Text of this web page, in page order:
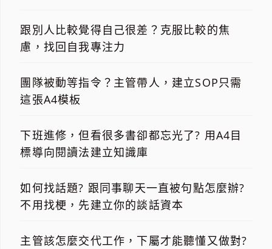
跟別人比較覺得自己很差？克服比較的焦
慮，找回自我專注力
團隊被動等指令？主管帶人，建立SOP只需
這張A4模板
下班進修，但看很多書卻都忘光了? 用A4目
標導向閱讀法建立知識庫
如何找話題? 跟同事聊天一直被句點怎麼辦?
不用找梗，先建立你的談話資本
主管該怎麼交代工作，下屬才能聽懂又做對?